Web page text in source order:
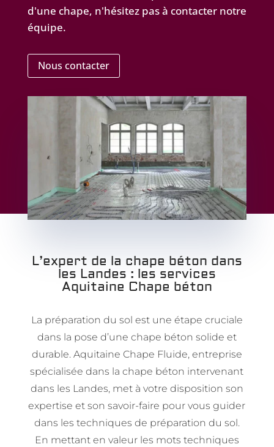
d'une chape, n'hésitez pas à contacter notre
équipe.
Nous contacter
L’expert de la chape béton dans
les Landes : les services
Aquitaine Chape béton
La préparation du sol est une étape cruciale
dans la pose d’une chape béton solide et
durable. Aquitaine Chape Fluide, entreprise
spécialisée dans la chape béton intervenant
dans les Landes, met à votre disposition son
expertise et son savoir-faire pour vous guider
dans les techniques de préparation du sol.
En mettant en valeur les mots techniques